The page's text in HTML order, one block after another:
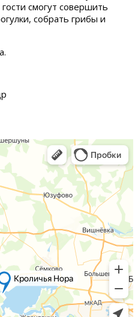
смогут совершить
собрать грибы и